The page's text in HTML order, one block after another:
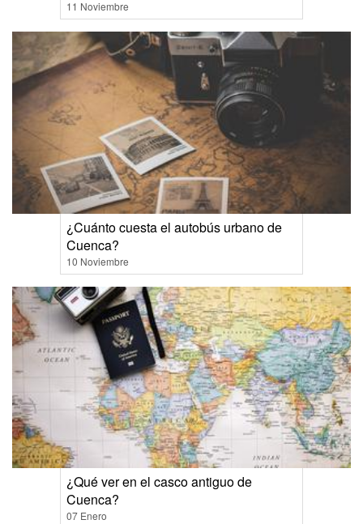
11 Noviembre
¿Cuánto cuesta el autobús urbano de
Cuenca?
10 Noviembre
¿Qué ver en el casco antiguo de
Cuenca?
07 Enero